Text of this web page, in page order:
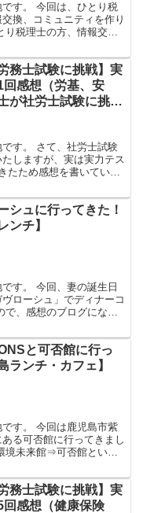
す。 今回は、ひとり税
換、コミュニティを作り
り税理士の方、情報交
務士試験に挑戦】実
回感想（労基、安
が社労士試験に挑戦
す。 さて、社労士試験
しますが、実は実力テス
たため感想を書いていき
シュに行ってきた！
ンチ】
す。 今回、妻の誕生日
ローシュ」でディナーコ
で、感想のブログになり
と可否館に行っ
ランチ・カフェ】
す。 今回は鹿児島市紫
る可否館に行ってきまし
境未来館⇒可否館という
務士試験に挑戦】実
回感想（健康保険